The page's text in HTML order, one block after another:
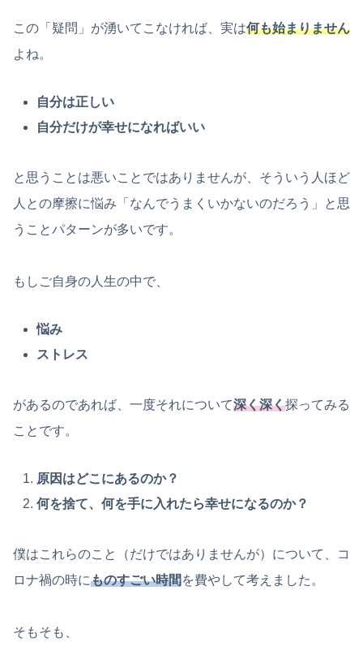
この「疑問」が湧いてこなければ、実は何も始まりません
よね。
自分は正しい
自分だけが幸せになればいい
と思うことは悪いことではありませんが、そういう人ほど
人との摩擦に悩み「なんでうまくいかないのだろう」と思
うことパターンが多いです。
もしご自身の人生の中で、
悩み
ストレス
があるのであれば、一度それについて深く深く探ってみる
ことです。
原因はどこにあるのか？
何を捨て、何を手に入れたら幸せになるのか？
僕はこれらのこと（だけではありませんが）について、コ
ロナ禍の時にものすごい時間を費やして考えました。
そもそも、